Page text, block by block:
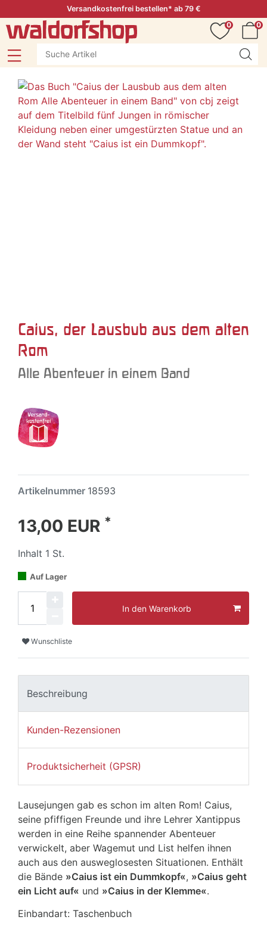
Versandkostenfrei bestellen* ab 79 €
0
0
Caius, der Lausbub aus dem alten
Rom
Alle Abenteuer in einem Band
Artikelnummer 18593
13,00 EUR *
Inhalt 1 St.
Auf Lager
In den Warenkorb
Wunschliste
Beschreibung
Kunden-Rezensionen
Produktsicherheit (GPSR)
Lausejungen gab es schon im alten Rom! Caius,
seine pfiffigen Freunde und ihre Lehrer Xantippus
werden in eine Reihe spannender Abenteuer
verwickelt, aber Wagemut und List helfen ihnen
auch aus den ausweglosesten Situationen. Enthält
die Bände »Caius ist ein Dummkopf«, »Caius geht
ein Licht auf« und »Caius in der Klemme«.
Einbandart: Taschenbuch